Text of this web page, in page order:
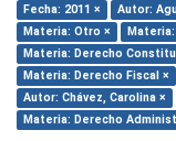
Fecha: 2011 × Autor:
Materia: Otro ×
Materia: Derecho
Materia: Derecho Fiscal ×
Autor: Chávez, Carolina ×
Materia: Derecho